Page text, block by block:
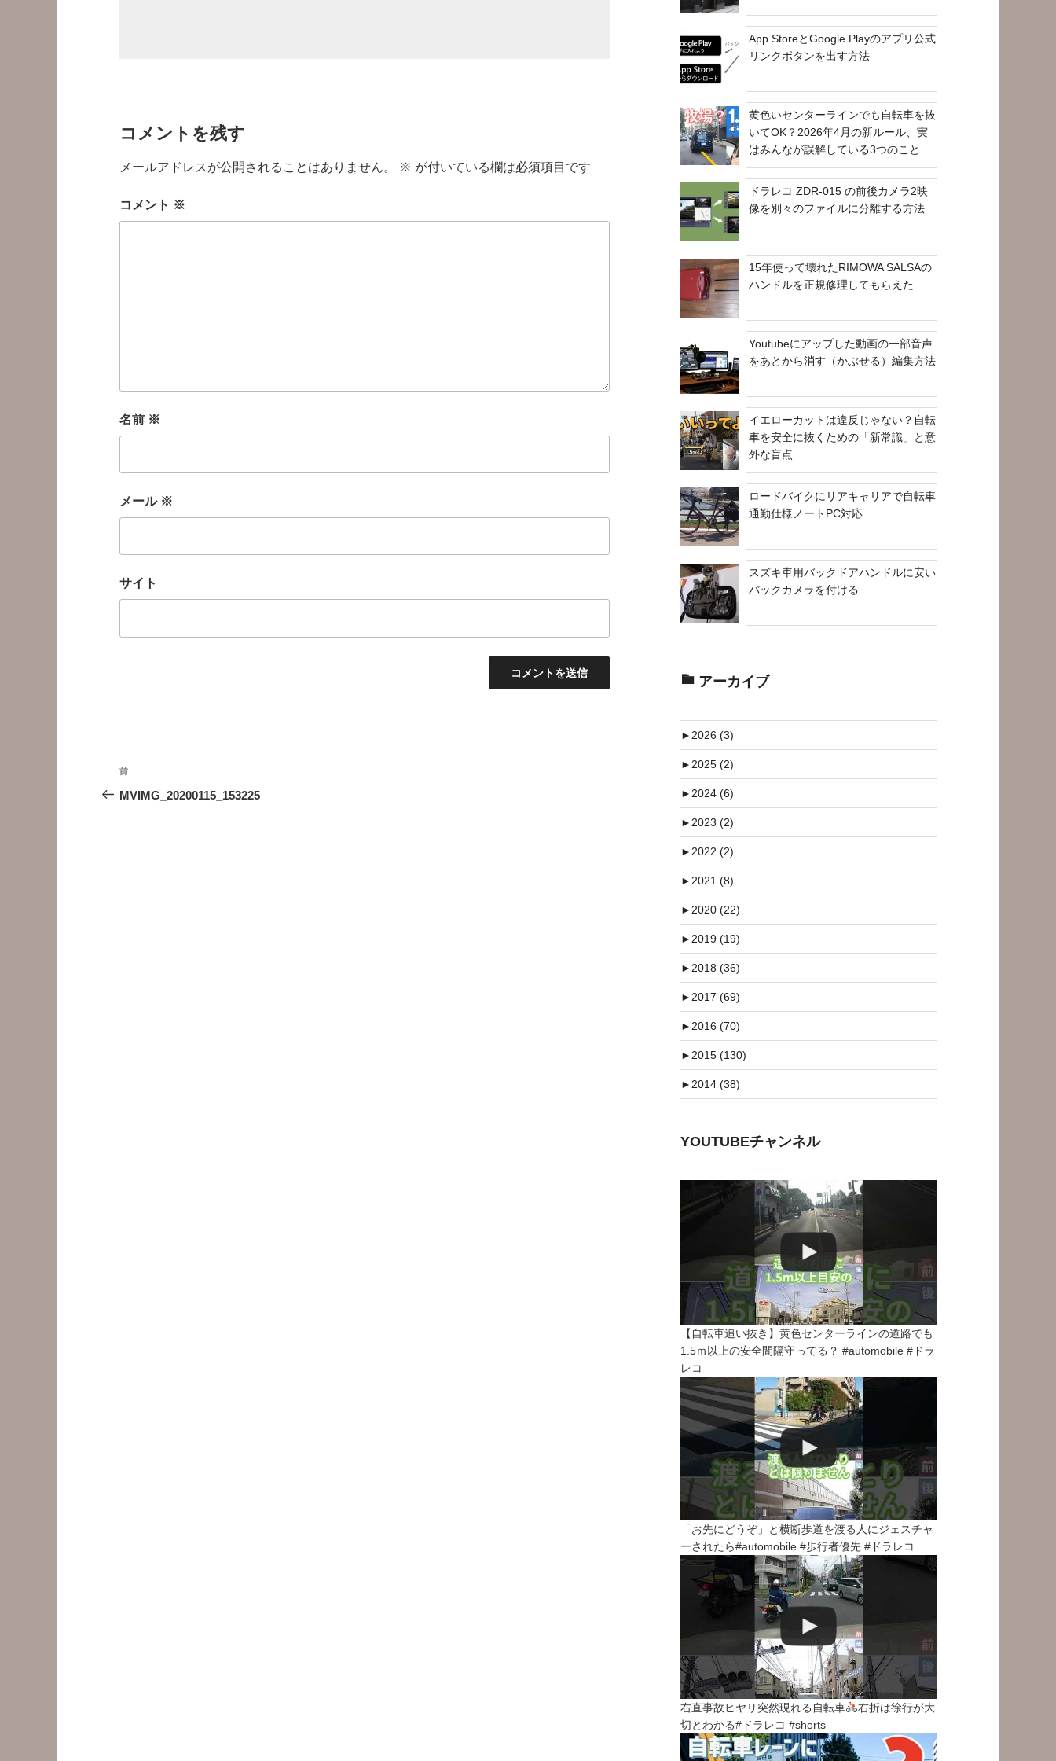
コメントを残す
メールアドレスが公開されることはありません。 ※ が付いている欄は必須項目です
コメント ※
名前 ※
メール ※
サイト
投
稿
前
の
前
MVIMG_20200115_153225
App StoreとGoogle Playのアプリ公式
リンクボタンを出す方法
黄色いセンターラインでも自転車を抜
いてOK？2026年4月の新ルール、実
はみんなが誤解している3つのこと
ドラレコ ZDR-015 の前後カメラ2映
像を別々のファイルに分離する方法
15年使って壊れたRIMOWA SALSAの
ハンドルを正規修理してもらえた
Youtubeにアップした動画の一部音声
をあとから消す（かぶせる）編集方法
イエローカットは違反じゃない？自転
車を安全に抜くための「新常識」と意
外な盲点
ロードバイクにリアキャリアで自転車
通勤仕様ノートPC対応
スズキ車用バックドアハンドルに安い
バックカメラを付ける
アーカイブ
►2026 (3)
►2025 (2)
►2024 (6)
►2023 (2)
►2022 (2)
►2021 (8)
►2020 (22)
►2019 (19)
►2018 (36)
►2017 (69)
►2016 (70)
►2015 (130)
►2014 (38)
YOUTUBEチャンネル
【自転車追い抜き】黄色センターラインの道路でも
1.5ｍ以上の安全間隔守ってる？ #automobile #ドラ
レコ
「お先にどうぞ」と横断歩道を渡る人にジェスチャ
ーされたら#automobile #歩行者優先 #ドラレコ
右直事故ヒヤリ突然現れる自転車
右折は徐行が大
切とわかる#ドラレコ #shorts